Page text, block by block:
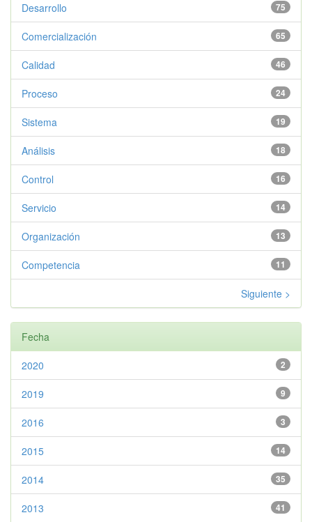
75
Desarrollo
65
Comercialización
46
Calidad
24
Proceso
19
Sistema
18
Análisis
16
Control
14
Servicio
13
Organización
11
Competencia
Siguiente >
Fecha
2
2020
9
2019
3
2016
14
2015
35
2014
41
2013